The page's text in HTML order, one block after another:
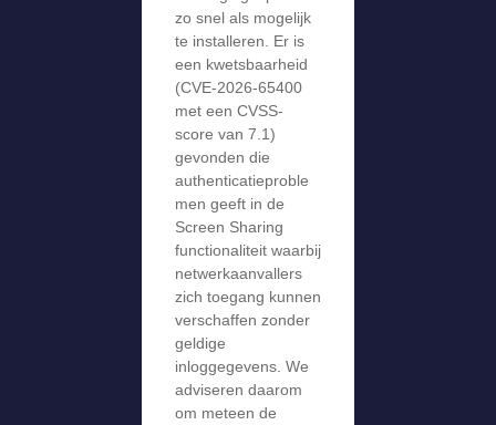
zo snel als mogelijk
te installeren. Er is
een kwetsbaarheid
(CVE-2026-65400
met een CVSS-
score van 7.1)
gevonden die
authenticatieproble
men geeft in de
Screen Sharing
functionaliteit waarbij
netwerkaanvallers
zich toegang kunnen
verschaffen zonder
geldige
inloggegevens. We
adviseren daarom
om meteen de